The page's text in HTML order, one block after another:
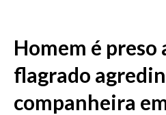
Homem é preso
flagrado
companheira